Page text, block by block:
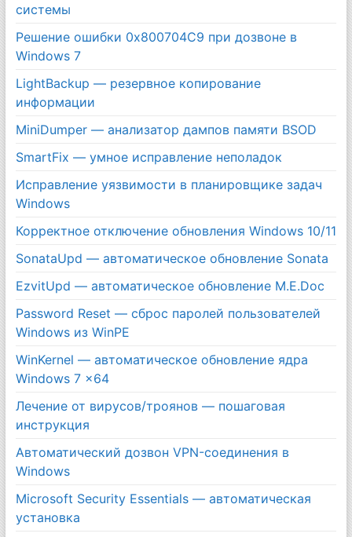
системы
Решение ошибки 0x800704C9 при дозвоне в
Windows 7
LightBackup — резервное копирование
информации
MiniDumper — анализатор дампов памяти BSOD
SmartFix — умное исправление неполадок
Исправление уязвимости в планировщике задач
Windows
Корректное отключение обновления Windows 10/11
SonataUpd — автоматическое обновление Sonata
EzvitUpd — автоматическое обновление M.E.Doc
Password Reset — сброс паролей пользователей
Windows из WinPE
WinKernel — автоматическое обновление ядра
Windows 7 x64
Лечение от вирусов/троянов — пошаговая
инструкция
Автоматический дозвон VPN-соединения в
Windows
Microsoft Security Essentials — автоматическая
установка